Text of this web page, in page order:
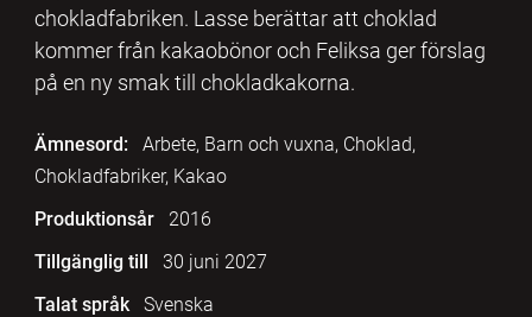
chokladfabriken. Lasse berättar att choklad
kommer från kakaobönor och Feliksa ger förslag
på en ny smak till chokladkakorna.
Ämnesord:
Arbete, Barn och vuxna, Choklad,
Chokladfabriker, Kakao
Produktionsår
2016
Tillgänglig till
30 juni 2027
Talat språk
Svenska